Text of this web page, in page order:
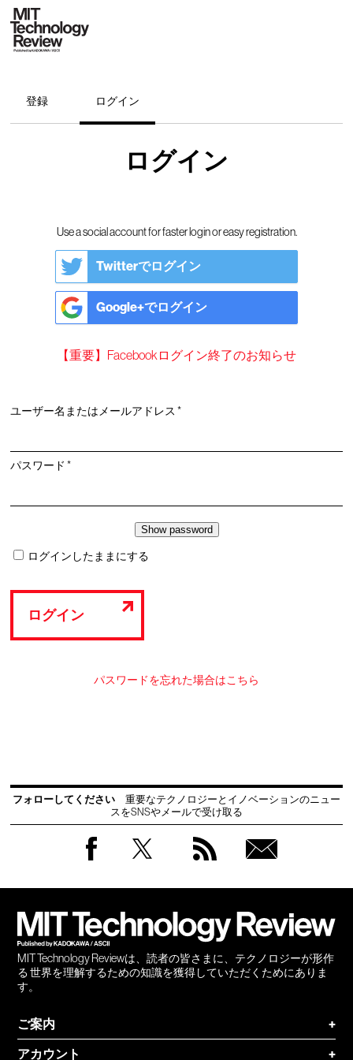
登録 ログイン
ログイン
Use a social account for faster login or easy registration.
Twitterでログイン
Google+でログイン
【重要】Facebookログイン終了のお知らせ
ユーザー名またはメールアドレス*必
パスワード*必
ログインしたままにする
ログイン
パスワードを忘れた場合はこちら
フォローしてください
重要なテクノロジーとイノベーションのニュー
スをSNSやメールで受け取る
MIT Technology Reviewは、読者の皆さまに、テクノロジーが形作
る 世界を理解するための知識を獲得していただくためにありま
す。
ご案内
+
アカウント
+